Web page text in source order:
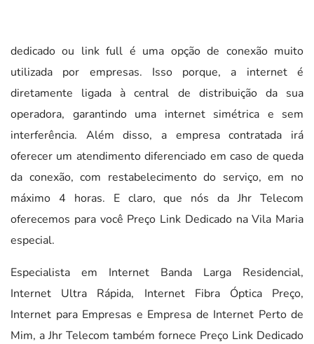
dedicado ou link full é uma opção de conexão muito
utilizada por empresas. Isso porque, a internet é
diretamente ligada à central de distribuição da sua
operadora, garantindo uma internet simétrica e sem
interferência. Além disso, a empresa contratada irá
oferecer um atendimento diferenciado em caso de queda
da conexão, com restabelecimento do serviço, em no
máximo 4 horas. E claro, que nós da Jhr Telecom
oferecemos para você Preço Link Dedicado na Vila Maria
especial.
Especialista em Internet Banda Larga Residencial,
Internet Ultra Rápida, Internet Fibra Óptica Preço,
Internet para Empresas e Empresa de Internet Perto de
Mim, a Jhr Telecom também fornece Preço Link Dedicado